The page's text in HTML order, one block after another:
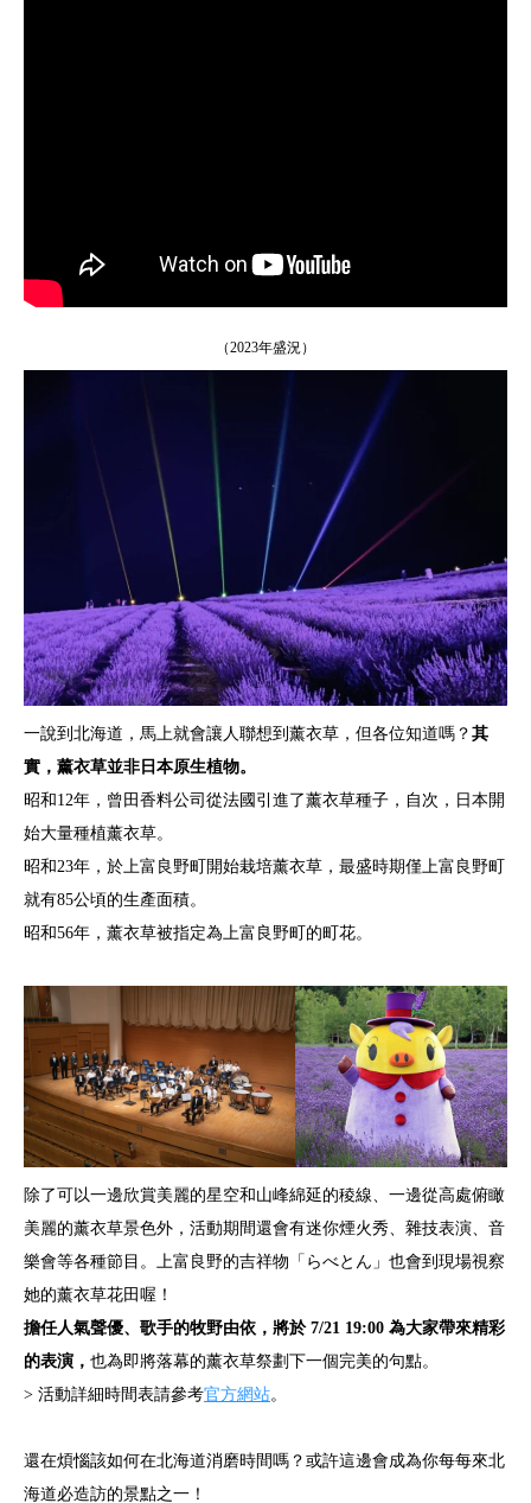
（2023年盛況）
一說到北海道，馬上就會讓人聯想到薰衣草，但各位知道嗎？ 其
實，薰衣草並非日本原生植物。
昭和12年，曾田香料公司從法國引進了薰衣草種子，自次，日本開
始大量種植薰衣草。
昭和23年，於上富良野町開始栽培薰衣草，最盛時期僅上富良野町
就有85公頃的生產面積。
昭和56年，薰衣草被指定為上富良野町的町花。
除了可以一邊欣賞美麗的星空和山峰綿延的稜線、一邊從高處俯瞰
美麗的薰衣草景色外，活動期間還會有迷你煙火秀、雜技表演、音
樂會等各種節目。上富良野的吉祥物「らべとん」也會到現場視察
她的薰衣草花田喔！
擔任人氣聲優、歌手的牧野由依，將於 7/21 19:00 為大家帶來精彩
的表演， 也為即將落幕的薰衣草祭劃下一個完美的句點。
> 活動詳細時間表請參考官方網站。
還在煩惱該如何在北海道消磨時間嗎？或許這邊會成為你每每來北
海道必造訪的景點之一！